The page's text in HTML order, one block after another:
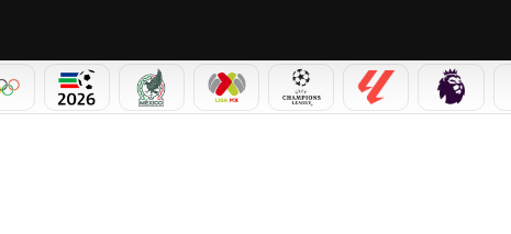
OLÍMPICOSMUNDIAL 2026SELECCIÓN MEXICANA
LIGA MX CHAMPIONS LEAGUE
LALIGA